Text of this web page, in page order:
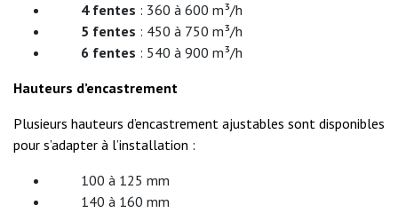
4 fentes : 360 à 600 m³/h
5 fentes : 450 à 750 m³/h
6 fentes : 540 à 900 m³/h
Hauteurs d’encastrement
Plusieurs hauteurs d’encastrement ajustables sont disponibles
pour s’adapter à l’installation :
100 à 125 mm
140 à 160 mm